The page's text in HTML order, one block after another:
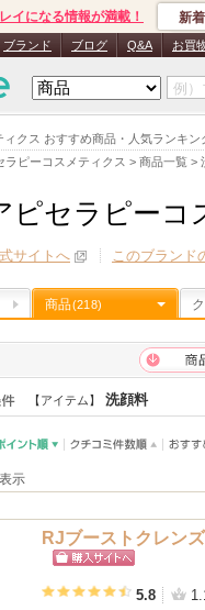
クス おすすめ商品・人気ランキン
ラピーコスメティクス > 商品一覧 >
イになる情報が満載！ 新
ブランド ブログ Q&A お買
ピセラピーコ
サイトへ このブランド
商品(218)
【アイテム】 洗顔料
示
RJブーストクレン
グサイトへ
5.8